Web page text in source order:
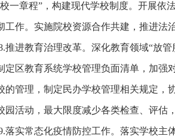
一章程”，构建现代学校制度。开展依
工作。实施院校资源合作共建，推进法
推进教育治理改革。深化教育领域“放
定区教育系统学校管理负面清单，加强
的管理，制定民办学校管理相关规定，
园活动，最大限度减少各类检查、评估
落实常态化疫情防控工作。落实学校主